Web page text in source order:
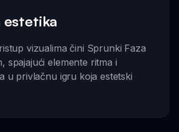
estetika
vizualima čini Sprunki Faza
spajajući elemente ritma i
u privlačnu igru koja estetski